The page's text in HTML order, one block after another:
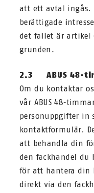
att ett avtal ingås.
berättigade
det fallet är artikel
grunden.
2.3 ABUS 48-
Om du kontaktar
vår ABUS 48-
personuppgifter in
kontaktformulär.
att behandla din
den fackhandel du
för att hantera din
direkt via den